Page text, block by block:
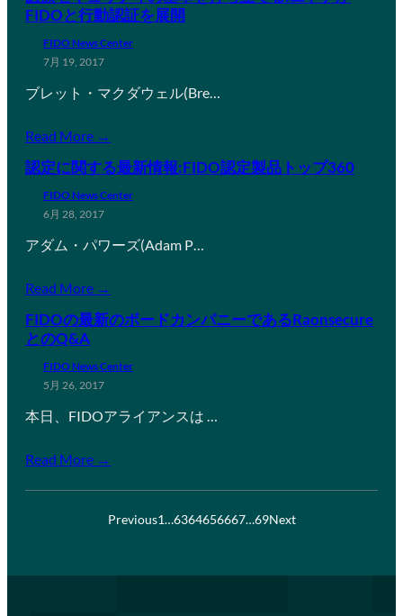
FIDOと行動認証を展開
FIDO News Center
7月 19, 2017
ブレット・マクダウェル(Bre…
Read More →
認定に関する最新情報:FIDO認定製品トップ360
FIDO News Center
6月 28, 2017
アダム・パワーズ(Adam P…
Read More →
FIDOの最新のボードカンパニーであるRaonsecure
とのQ&A
FIDO News Center
5月 26, 2017
本日、FIDOアライアンスは …
Read More →
Previous1…6364656667…69Next